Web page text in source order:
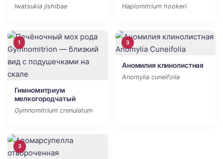
Iwatsukia jishibae Haplomitrium hookeri
1
Гимномитриум
мелкогородчатый
Gymnomitrium crenulatum
3
Аномилия клинолистная
Anomylia cuneifolia
3